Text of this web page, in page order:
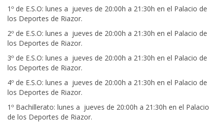
1º de E.S.O: lunes a jueves de 20:00h a 21:30h en el Palacio de
los Deportes de Riazor.
2º de E.S.O: lunes a jueves de 20:00h a 21:30h en el Palacio de
los Deportes de Riazor.
3º de E.S.O: lunes a jueves de 20:00h a 21:30h en el Palacio de
los Deportes de Riazor.
4º de E.S.O: lunes a jueves de 20:00h a 21:30h en el Palacio de
los Deportes de Riazor.
1º Bachillerato: lunes a jueves de 20:00h a 21:30h en el Palacio
de los Deportes de Riazor.